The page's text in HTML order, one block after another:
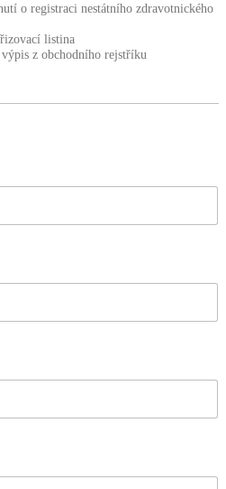
o registraci nestátního zdravotnického
listina
z obchodního rejstříku